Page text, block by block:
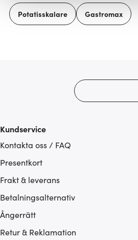
ska anpassas efter det som vi tror
gör också att vi kan analysera vår
Potatisskalare Gastromax
Kundservice
Kontakta oss / FAQ
Presentkort
Frakt & leverans
Betalningsalternativ
Ångerrätt
Retur & Reklamation